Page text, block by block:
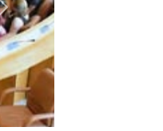
Suivant